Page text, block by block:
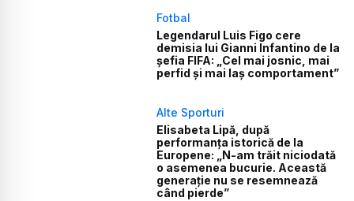
Fotbal
Legendarul Luis Figo cere
demisia lui Gianni Infantino de la
șefia FIFA: „Cel mai josnic, mai
perfid și mai laș comportament”
Alte Sporturi
Elisabeta Lipă, după
performanța istorică de la
Europene: „N-am trăit niciodată
o asemenea bucurie. Această
generație nu se resemnează
când pierde”